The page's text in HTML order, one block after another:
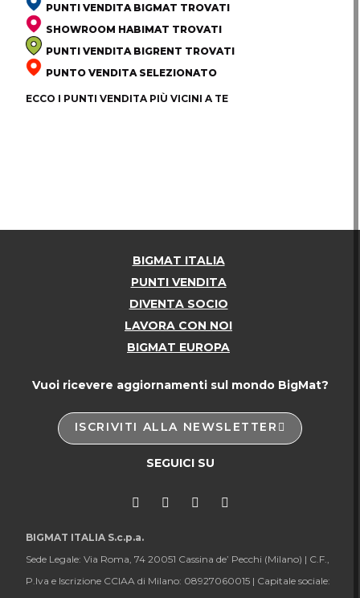
PUNTI VENDITA BIGMAT TROVATI
SHOWROOM HABIMAT TROVATI
PUNTI VENDITA BIGRENT TROVATI
PUNTO VENDITA SELEZIONATO
ECCO I PUNTI VENDITA PIÙ VICINI A TE
BIGMAT ITALIA
PUNTI VENDITA
DIVENTA SOCIO
LAVORA CON NOI
BIGMAT EUROPA
Vuoi ricevere aggiornamenti sul mondo BigMat?
ISCRIVITI ALLA NEWSLETTER
SEGUICI SU
BIGMAT ITALIA S.c.p.a.
Sede Legale: Via Roma, 74 20051 Cassina de’ Pecchi (Milano) | C.F.,
P.Iva e Iscrizione CCIAA di Milano: 08927060015 | Capitale sociale: